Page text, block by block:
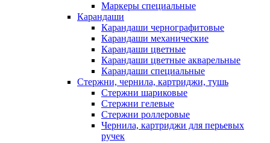
Маркеры специальные
Карандаши
Карандаши чернографитовые
Карандаши механические
Карандаши цветные
Карандаши цветные акварельные
Карандаши специальные
Стержни, чернила, картриджи, тушь
Стержни шариковые
Стержни гелевые
Стержни роллеровые
Чернила, картриджи для перьевых
ручек